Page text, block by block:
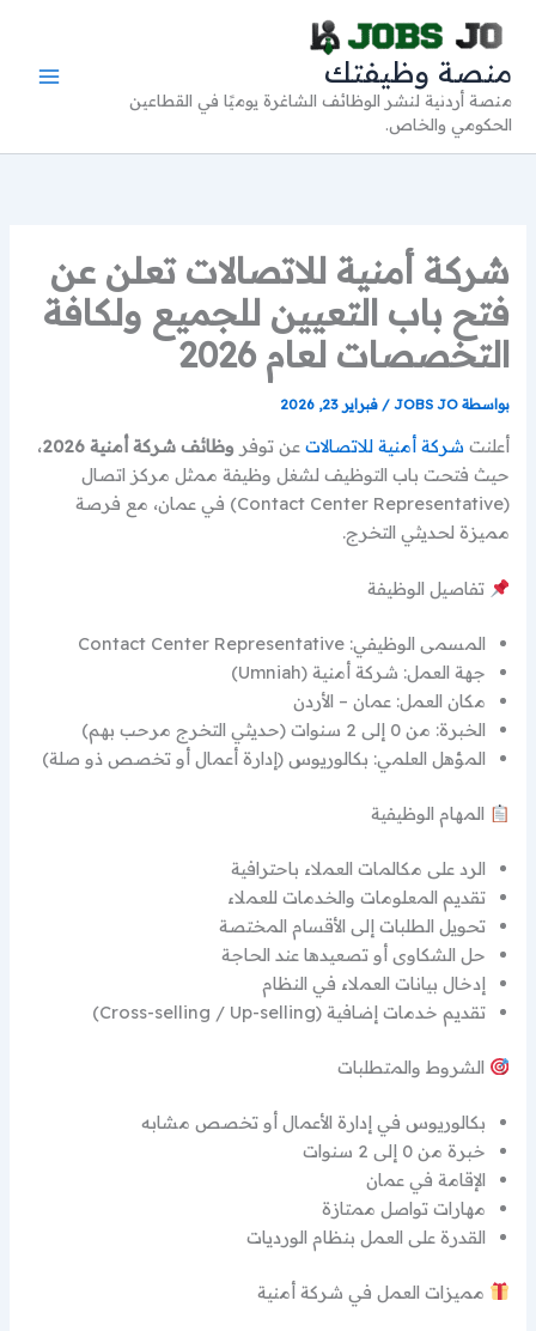
المحتوى
منصة وظيفتك
منصة أردنية لنشر الوظائف الشاغرة يوميًا في القطاعين
الحكومي والخاص.
شركة أمنية للاتصالات تعلن عن
فتح باب التعيين للجميع ولكافة
التخصصات لعام 2026
بواسطة JOBS JO
/فبراير 23, 2026
أعلنتشركة أمنية للاتصالات عن توفروظائف شركة أمنية 2026
،
حيث فتحت باب التوظيف لشغل وظيفة ممثل مركز اتصال
(Contact Center Representative) في عمان، مع فرصة
مميزة لحديثي التخرج.
تفاصيل الوظيفة
المسمى الوظيفي: Contact Center Representative
جهة العمل: شركة أمنية (Umniah)
مكان العمل: عمان – الأردن
الخبرة: من 0 إلى 2 سنوات (حديثي التخرج مرحب بهم)
المؤهل العلمي: بكالوريوس (إدارة أعمال أو تخصص ذو صلة)
المهام الوظيفية
الرد على مكالمات العملاء باحترافية
تقديم المعلومات والخدمات للعملاء
تحويل الطلبات إلى الأقسام المختصة
حل الشكاوى أو تصعيدها عند الحاجة
إدخال بيانات العملاء في النظام
تقديم خدمات إضافية (Cross-selling / Up-selling)
الشروط والمتطلبات
بكالوريوس في إدارة الأعمال أو تخصص مشابه
خبرة من 0 إلى 2 سنوات
الإقامة في عمان
مهارات تواصل ممتازة
القدرة على العمل بنظام الورديات
مميزات العمل في شركة أمنية